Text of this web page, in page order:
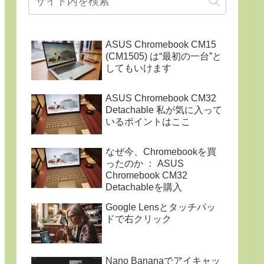
ASUS Chromebook CM15
(CM1505) は“最初の一台”と
してもいけます
ASUS Chromebook CM32
Detachable 私が気に入って
いるポイントはここ
なぜ今、Chromebookを買
ったのか ： ASUS
Chromebook CM32
Detachableを購入
Google Lensとタッチパッ
ドで右クリック
Nano Bananaでアイキャッ